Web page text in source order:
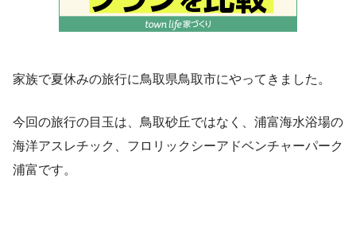
家族で夏休みの旅行に鳥取県鳥取市にやってきました。
今回の旅行の目玉は、鳥取砂丘ではなく、浦富海水浴場の
海洋アスレチック、フロリックシーアドベンチャーパーク
浦富です。